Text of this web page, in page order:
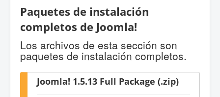
Paquetes de instalación
completos de Joomla!
Los archivos de esta sección son
paquetes de instalación completos.
Joomla! 1.5.13 Full Package (.zip)